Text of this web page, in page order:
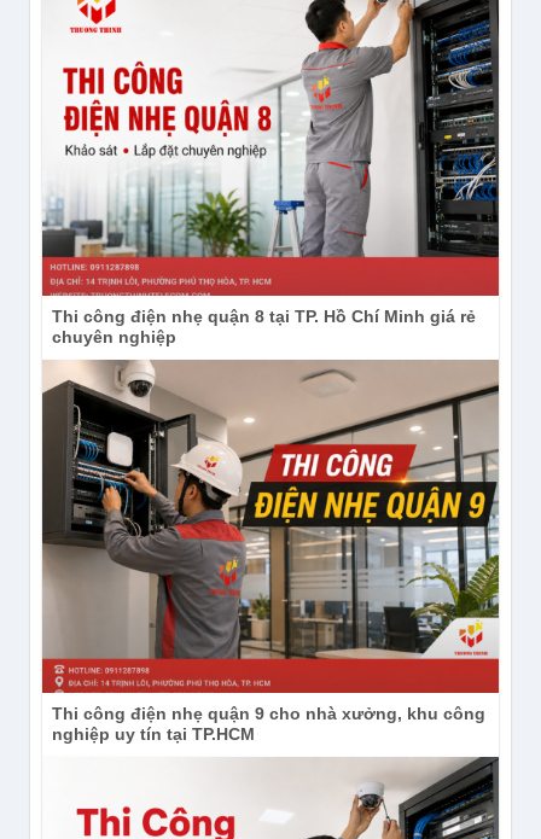
Thi công điện nhẹ quận 8 tại TP. Hồ Chí Minh giá rẻ
chuyên nghiệp
Thi công điện nhẹ quận 9 cho nhà xưởng, khu công
nghiệp uy tín tại TP.HCM